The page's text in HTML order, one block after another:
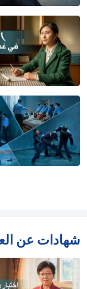
شهادات عن